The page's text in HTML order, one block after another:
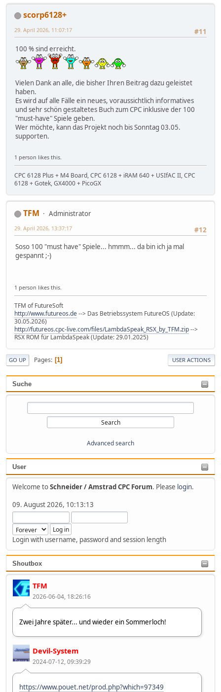
Suche
Advanced search
User
Welcome toSchneider / Amstrad CPC Forum. Please login.
09. August 2026, 10:13:13
Login with username, password and session length
Shoutbox
TFM
2026-06-04, 18:26:16
Zwei Jahre später... und wieder ein Sommerloch!
Devil-System
2024-07-12, 09:39:29
https://www.pouet.net/prod.php?which=97349
scorp6128+
#11
29. April 2026, 11:07:17
100 % sind erreicht.
Vielen Dank an alle, die bisher Ihren Beitrag dazu geleistet
haben.
Es wird auf alle Fälle ein neues, voraussichtlich informatives
und sehr schön gestaltetes Buch zum CPC inklusive der 100
"must-have" Spiele geben.
Wer möchte, kann das Projekt noch bis Sonntag 03.05.
supporten.
1 person likes this.
CPC 6128 Plus + M4 Board, CPC 6128 + iRAM 640 + USIfAC II, CPC
6128 + Gotek, GX4000 + PicoGX
TFM
Administrator
#12
29. April 2026, 13:37:17
Soso 100 "must have" Spiele... hmmm... da bin ich ja mal
gespannt ;-)
1 person likes this.
TFM of FutureSoft
http://www.futureos.de--> Das Betriebssystem FutureOS (Update:
30.05.2026)
http://futureos.cpc-live.com/files/LambdaSpeak_RSX_by_TFM.zip-->
RSX ROM für LambdaSpeak (Update: 29.01.2025)
GO UP Pages 1 USER ACTIONS